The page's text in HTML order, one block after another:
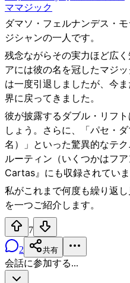
ママジック
ダマソ・フェルナンデス・
ジシャンの一人です。
残念ながらその実力ほど広
アには彼の名を冠したマジ
は一度引退しましたが、今
界に戻ってきました。
彼が披露するダブル・リフ
しょう。さらに、「パセ・
名）」といった驚異的なテ
ルーティン（いくつかはフ
Cartas』にも収録されていま
私がこれまで何度も繰り返
を一つご紹介します。
7
2
共有
会話に参加する...